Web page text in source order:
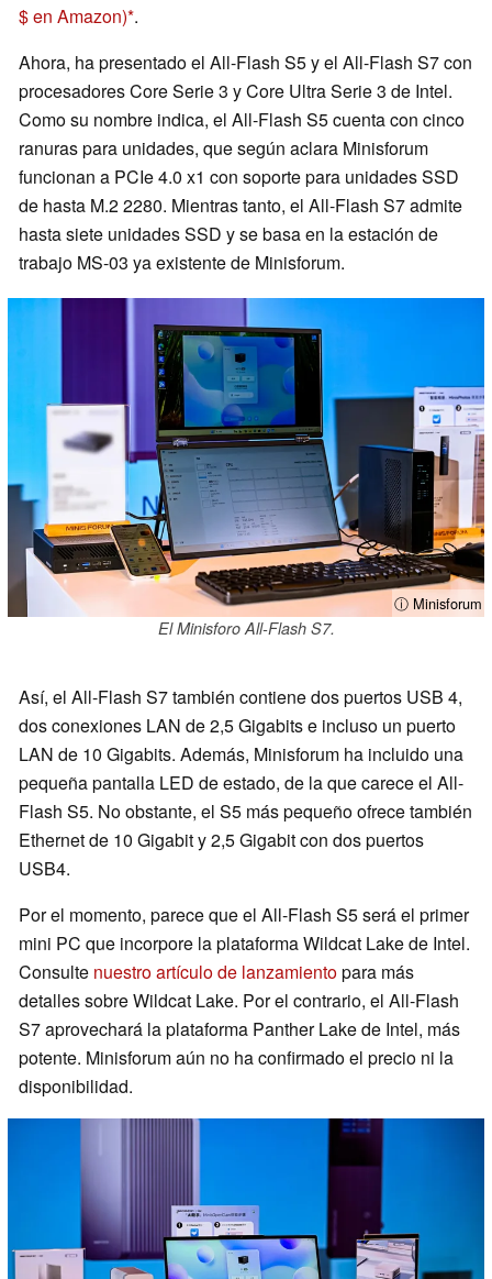
$ en Amazon) .
Ahora, ha presentado el All-Flash S5 y el All-Flash S7 con
procesadores Core Serie 3 y Core Ultra Serie 3 de Intel.
Como su nombre indica, el All-Flash S5 cuenta con cinco
ranuras para unidades, que según aclara Minisforum
funcionan a PCIe 4.0 x1 con soporte para unidades SSD
de hasta M.2 2280. Mientras tanto, el All-Flash S7 admite
hasta siete unidades SSD y se basa en la estación de
trabajo MS-03 ya existente de Minisforum.
ⓘ Minisforum
El Minisforo All-Flash S7.
Así, el All-Flash S7 también contiene dos puertos USB 4,
dos conexiones LAN de 2,5 Gigabits e incluso un puerto
LAN de 10 Gigabits. Además, Minisforum ha incluido una
pequeña pantalla LED de estado, de la que carece el All-
Flash S5. No obstante, el S5 más pequeño ofrece también
Ethernet de 10 Gigabit y 2,5 Gigabit con dos puertos
USB4.
Por el momento, parece que el All-Flash S5 será el primer
mini PC que incorpore la plataforma Wildcat Lake de Intel.
Consulte nuestro artículo de lanzamientopara más
detalles sobre Wildcat Lake. Por el contrario, el All-Flash
S7 aprovechará la plataforma Panther Lake de Intel, más
potente. Minisforum aún no ha confirmado el precio ni la
disponibilidad.